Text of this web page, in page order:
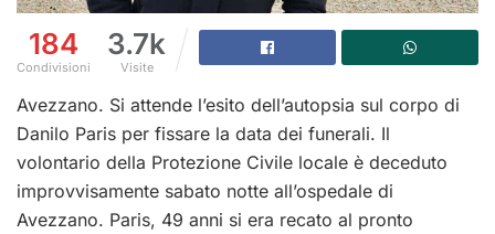
184
Condivisioni
3.7k
Visite
Avezzano. Si attende l’esito dell’autopsia sul corpo di
Danilo Paris per fissare la data dei funerali. Il
volontario della Protezione Civile locale è deceduto
improvvisamente sabato notte all’ospedale di
Avezzano. Paris, 49 anni si era recato al pronto